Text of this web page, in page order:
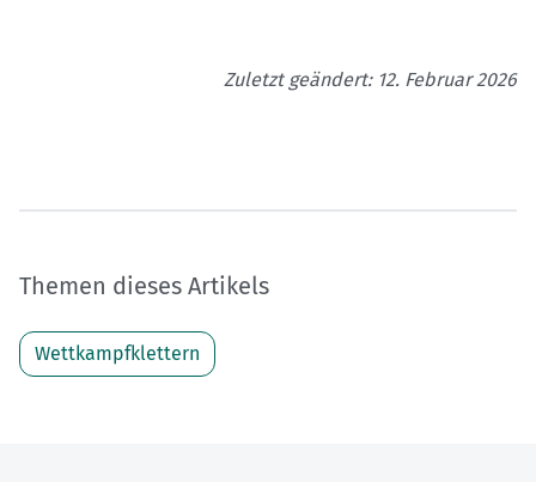
Zuletzt geändert: 12. Februar 2026
Themen dieses Artikels
Wettkampfklettern